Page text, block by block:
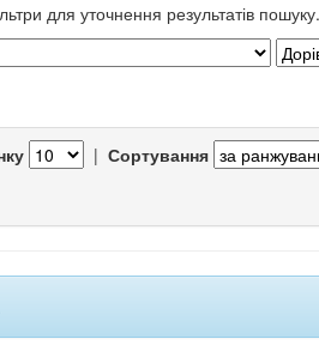
для уточнення результатів пошуку.
| Сортування